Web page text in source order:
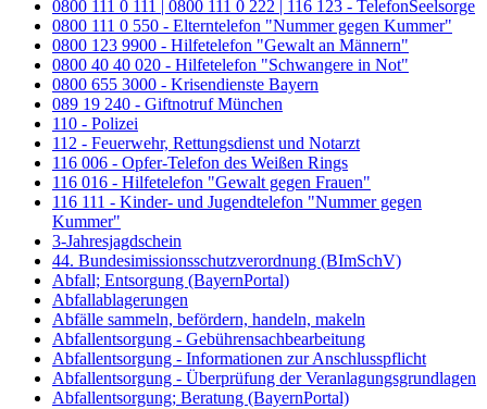
0800 111 0 111 | 0800 111 0 222 | 116 123 - TelefonSeelsorge
0800 111 0 550 - Elterntelefon "Nummer gegen Kummer"
0800 123 9900 - Hilfetelefon "Gewalt an Männern"
0800 40 40 020 - Hilfetelefon "Schwangere in Not"
0800 655 3000 - Krisendienste Bayern
089 19 240 - Giftnotruf München
110 - Polizei
112 - Feuerwehr, Rettungsdienst und Notarzt
116 006 - Opfer-Telefon des Weißen Rings
116 016 - Hilfetelefon "Gewalt gegen Frauen"
116 111 - Kinder- und Jugendtelefon "Nummer gegen
Kummer"
3-Jahresjagdschein
44. Bundesimissionsschutzverordnung (BImSchV)
Abfall; Entsorgung (BayernPortal)
Abfallablagerungen
Abfälle sammeln, befördern, handeln, makeln
Abfallentsorgung - Gebührensachbearbeitung
Abfallentsorgung - Informationen zur Anschlusspflicht
Abfallentsorgung - Überprüfung der Veranlagungsgrundlagen
Abfallentsorgung; Beratung (BayernPortal)